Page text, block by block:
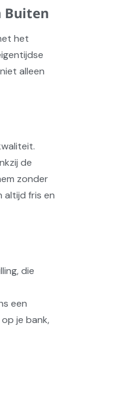
Buiten
het
alleen
de
zonder
altijd fris en
die
een
je bank,